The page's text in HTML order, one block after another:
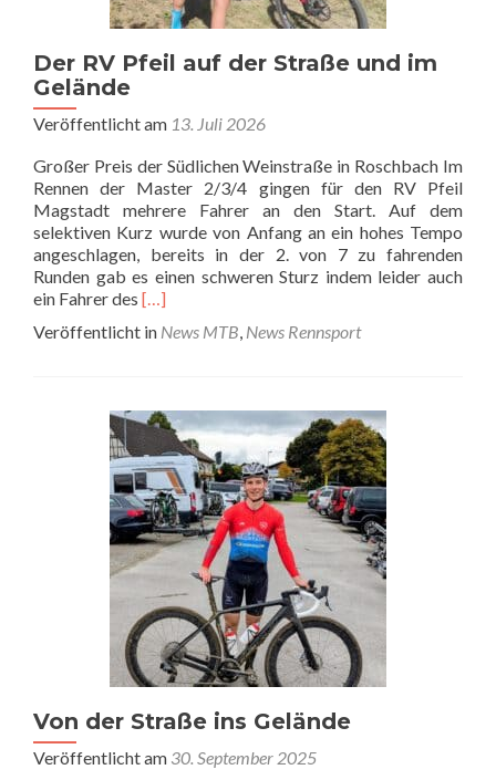
Der RV Pfeil auf der Straße und im
Gelände
Veröffentlicht am 13. Juli 2026
Großer Preis der Südlichen Weinstraße in Roschbach Im
Rennen der Master 2/3/4 gingen für den RV Pfeil
Magstadt mehrere Fahrer an den Start. Auf dem
selektiven Kurz wurde von Anfang an ein hohes Tempo
angeschlagen, bereits in der 2. von 7 zu fahrenden
Runden gab es einen schweren Sturz indem leider auch
ein Fahrer des Read
about
Pfeil
auf
der
Straße
und
im
Gelände
[…]
Veröffentlicht in News MTB, News Rennsport
Von der Straße ins Gelände
Veröffentlicht am 30. September 2025